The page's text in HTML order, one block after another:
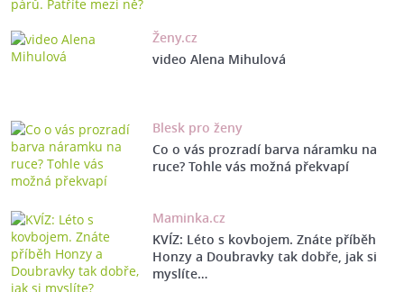
Ženy.cz
video Alena Mihulová
Blesk pro ženy
Co o vás prozradí barva náramku na
ruce? Tohle vás možná překvapí
Maminka.cz
KVÍZ: Léto s kovbojem. Znáte příběh
Honzy a Doubravky tak dobře, jak si
myslíte…